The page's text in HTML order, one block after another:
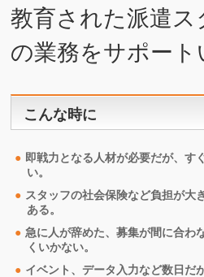
教育された派遣ス
の業務をサポート
こんな時に
即戦力となる人材が必要だが、す
い。
スタッフの社会保険など負担が大
ある。
急に人が辞めた、募集が間に合わ
くいかない。
イベント、データ入力など数日だ